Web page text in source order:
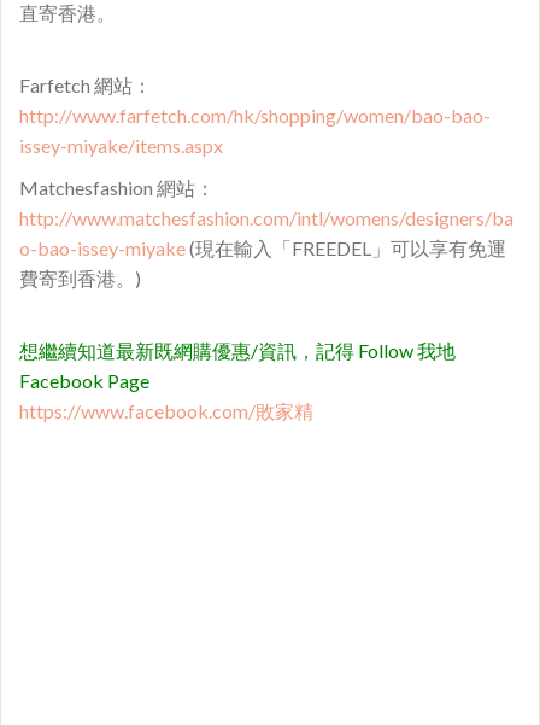
直寄香港。
Farfetch 網站：
http://www.farfetch.com/hk/shopping/women/bao-bao-
issey-miyake/items.aspx
Matchesfashion 網站：
http://www.matchesfashion.com/intl/womens/designers/ba
o-bao-issey-miyake(現在輸入「FREEDEL」可以享有免運
費寄到香港。)
想繼續知道最新既網購優惠/資訊，記得 Follow 我地
Facebook Page
https://www.facebook.com/敗家精